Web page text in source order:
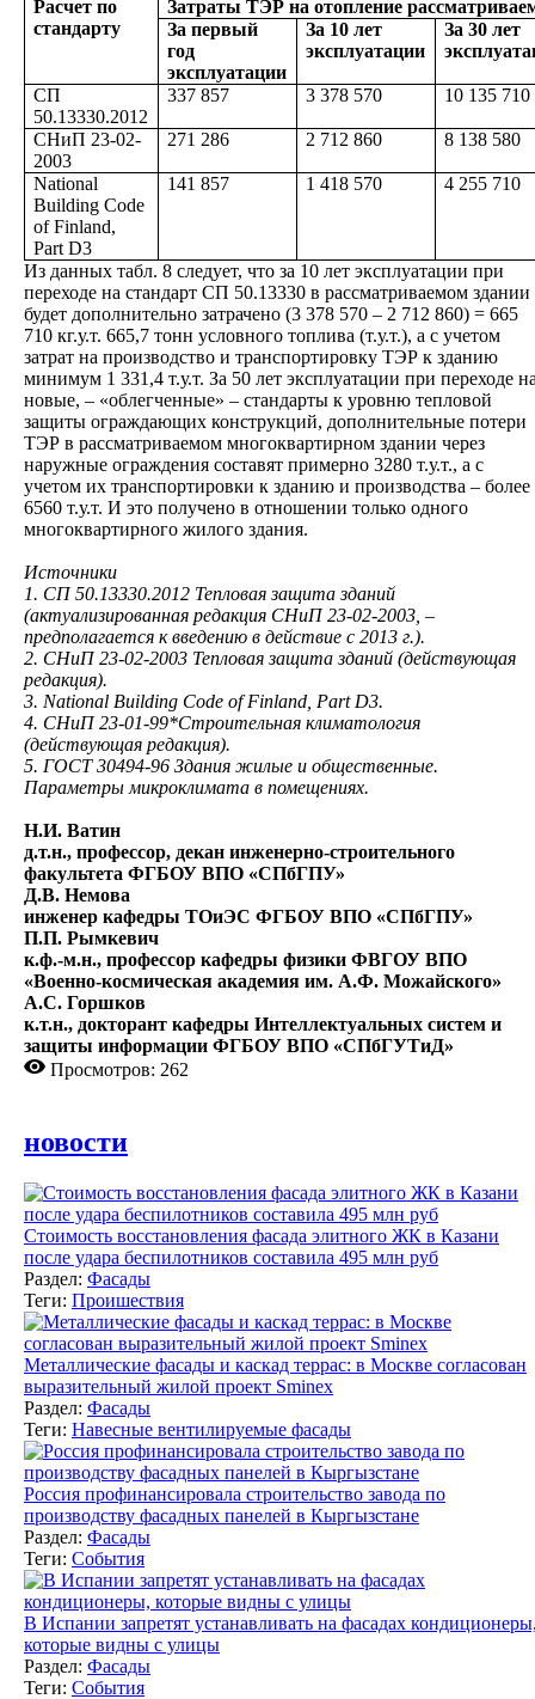
Расчет по
стандарту
Затраты ТЭР на отопление
За первый
год
эксплуатации
За 10 лет
эксплуатации
За 30 лет
СП
50.13330.2012
337 857 3 378 570 10 135 710
СНиП 23-02-
2003
271 286 2 712 860 8 138 580
National
Building Code
of Finland,
Part D3
141 857 1 418 570 4 255 710
Из данных табл. 8 следует, что за 10 лет эксплуатации при
переходе на стандарт СП 50.13330 в рассматриваемом здании
будет дополнительно затрачено (3 378 570 – 2 712 860) = 665
710 кг.у.т. 665,7 тонн условного топлива (т.у.т.), а с учетом
затрат на производство и транспортировку ТЭР к зданию
минимум 1 331,4 т.у.т. За 50 лет эксплуатации при переходе
новые, – «облегченные» – стандарты к уровню тепловой
защиты ограждающих конструкций, дополнительные потери
ТЭР в рассматриваемом многоквартирном здании через
наружные ограждения составят примерно 3280 т.у.т., а с
учетом их транспортировки к зданию и производства – более
6560 т.у.т. И это получено в отношении только одного
многоквартирного жилого здания.
Источники
1. СП 50.13330.2012 Тепловая защита зданий
(актуализированная редакция СНиП 23-02-2003, –
предполагается к введению в действие с 2013 г.).
2. СНиП 23-02-2003 Тепловая защита зданий (действующая
редакция).
3. National Building Code of Finland, Part D3.
4. СНиП 23-01-99*Строительная климатология
(действующая редакция).
5. ГОСТ 30494-96 Здания жилые и общественные.
Параметры микроклимата в помещениях.
Н.И. Ватин
д.т.н., профессор, декан инженерно-строительного
факультета ФГБОУ ВПО «СПбГПУ»
Д.В. Немова
инженер кафедры ТОиЭС ФГБОУ ВПО «СПбГПУ»
П.П. Рымкевич
к.ф.-м.н., профессор кафедры физики ФВГОУ ВПО
«Военно-космическая академия им. А.Ф. Можайского»
А.С. Горшков
к.т.н., докторант кафедры Интеллектуальных систем и
защиты информации ФГБОУ ВПО «СПбГУТиД»
Просмотров: 262
новости
Стоимость восстановления фасада элитного ЖК в Казани
после удара беспилотников составила 495 млн руб
Раздел: Фасады
Теги: Проишествия
Металлические фасады и каскад террас: в Москве согласован
выразительный жилой проект Sminex
Раздел: Фасады
Теги: Навесные вентилируемые фасады
Россия профинансировала строительство завода по
производству фасадных панелей в Кыргызстане
Раздел: Фасады
Теги: События
В Испании запретят устанавливать на фасадах
которые видны с улицы
Раздел: Фасады
Теги: События